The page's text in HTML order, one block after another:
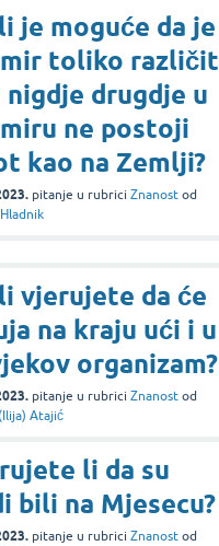
je moguće da je
toliko različit
nigdje drugdje u
ne postoji
kao na Zemlji?
pitanje u rubrici Znanost od
vjerujete da će
na kraju ući i u
organizam?
pitanje u rubrici Znanost od
Atajić
li da su
bili na Mjesecu?
pitanje u rubrici Znanost od